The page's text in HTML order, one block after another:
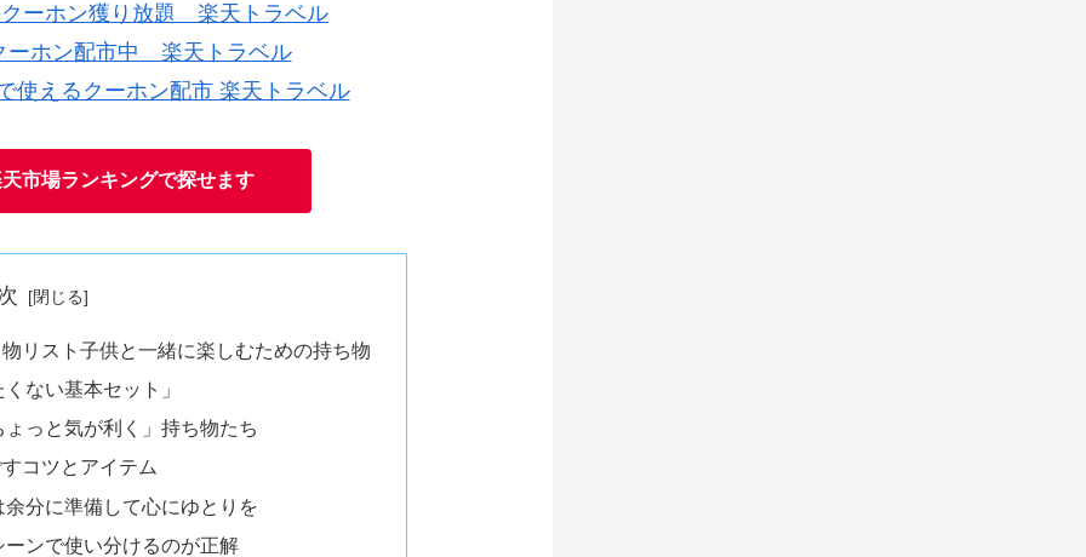
ーホン獲り放題 楽天トラベル
ーホン配市中 楽天トラベル
使えるクーホン配市 楽天トラベル
市場ランキングで探せます
リスト子供と一緒に楽しむための持ち物
ない基本セット」
っと気が利く」持ち物たち
コツとアイテム
分に準備して心にゆとりを
ンで使い分けるのが正解